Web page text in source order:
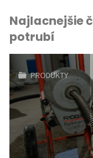
Najlacnejšie
potrubí
PRODUKTY